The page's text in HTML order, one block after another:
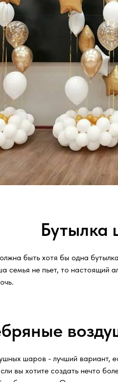
Бутылка
быть хотя бы одна
семья не пьет, то настоящий
шаров - лучший вариант,
вы хотите создать нечто